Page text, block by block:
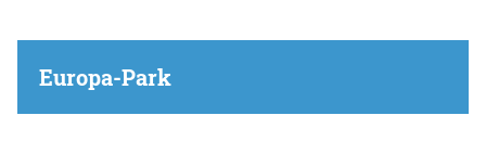
Europa-Park